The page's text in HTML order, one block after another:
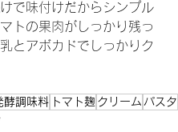
で味付けだからシンプル
トの果肉がしっかり残っ
とアボカドでしっかりク
酵調味料 トマト麹 クリーム パスタ